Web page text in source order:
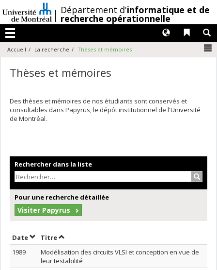
au
contenu
/Département d'informatique et de
recherche opérationnelle
Menu
Liens
Langues
Accueil La recherche Thèses et mémoires
Thèses et mémoires
Des thèses et mémoires de nos étudiants sont conservés et
consultables dans Papyrus, le dépôt institutionnel de l'Université
de Montréal.
Rechercher dans la liste
Pour une recherche détaillée
Visiter Papyrus
DateTrier par date en ordre croissant
TitreTrier par titre en ordre croissant
1989
Modélisation des circuits VLSI et conception en vue de
leur testabilité